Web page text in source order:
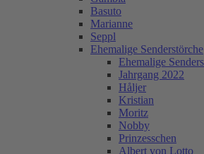
Basuto
Marianne
Seppl
Ehemalige Senderstörche
Ehemalige
Jahrgang 2022
Håljer
Kristian
Moritz
Nobby
Prinzesschen
Albert von Lotto